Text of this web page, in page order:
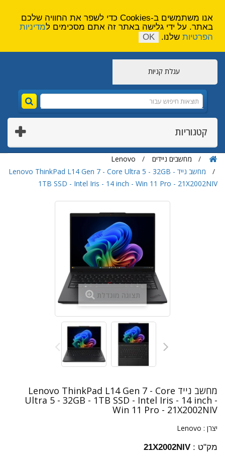
עגלת קניות
קטגוריות
מחשבים ניידים
Lenovo
מחשב נייד Lenovo ThinkPad L14 Gen 7 - Core Ultra 5 - 32GB -
1TB SSD - Intel Iris - 14 inch - Win 11 Pro - 21X2002NIV
תצוגה מוגדלת
מחשב נייד Lenovo ThinkPad L14 Gen 7 - Core
Ultra 5 - 32GB - 1TB SSD - Intel Iris - 14 inch -
Win 11 Pro - 21X2002NIV
יצרן : Lenovo
מק"ט : 21X2002NIV
אנו משתמשים ב-Cookies כדי לשפר את החוויה שלכם
באתר. על ידי גלישה באתר זה אתם מסכימים למדיניות
הפרטיות שלנו. OK